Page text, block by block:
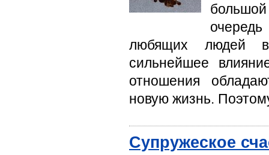
большой
любящих людей
сильнейшее
отношения
новую жизнь.
Супружеское